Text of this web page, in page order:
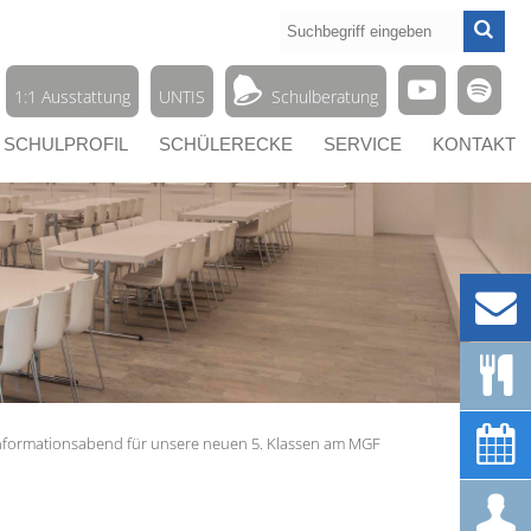

SCHULPROFIL SCHÜLERECKE SERVICE KONTAKT


 Schulberatung
UNTIS
1:1 Ausstattung
für unsere neuen 5. Klassen am MGF



